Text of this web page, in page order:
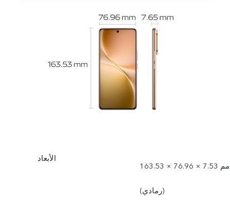
الأبعاد
163.53 × 76.96 × 7.53 مم
(رمادي)